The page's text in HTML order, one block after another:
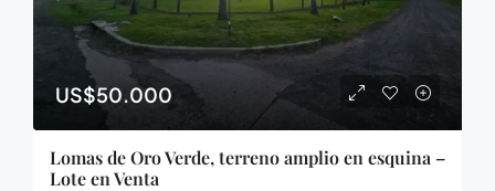
US$50.000
Lomas de Oro Verde, terreno amplio en esquina –
Lote en Venta